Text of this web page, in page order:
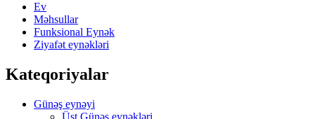
Ev
Məhsullar
Funksional Eynək
Ziyafət eynəkləri
Kateqoriyalar
Günəş eynəyi